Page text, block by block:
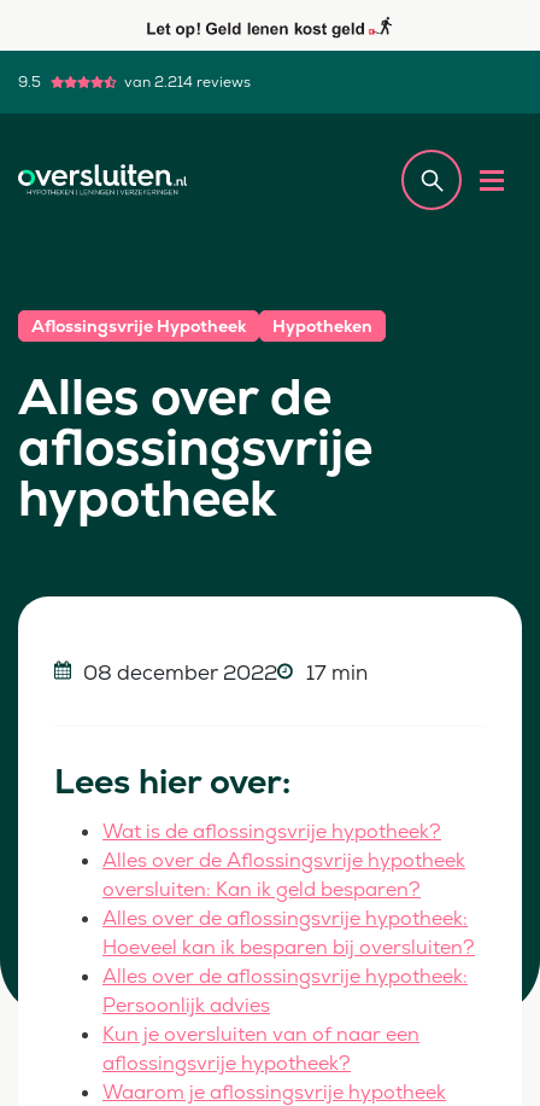
9.5 van 2.214 reviews
Aflossingsvrije Hypotheek Hypotheken
Alles over de
aflossingsvrije
hypotheek
08 december 2022 17 min
Lees hier over:
Wat is de aflossingsvrije hypotheek?
Alles over de Aflossingsvrije hypotheek
oversluiten: Kan ik geld besparen?
Alles over de aflossingsvrije hypotheek:
Hoeveel kan ik besparen bij oversluiten?
Alles over de aflossingsvrije hypotheek:
Persoonlijk advies
Kun je oversluiten van of naar een
aflossingsvrije hypotheek?
Waarom je aflossingsvrije hypotheek